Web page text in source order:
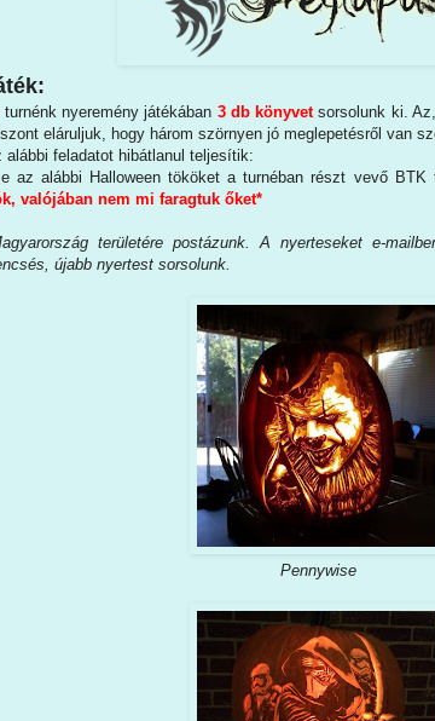
nyeremény játékában 3 db könyvetsorsolunk ki.
eláruljuk, hogy három szörnyen jó meglepetésről van
feladatot hibátlanul teljesítik:
az alábbi Halloween tököket a turnéban részt vevő
valójában nem mi faragtuk őket*
területére postázunk. A nyerteseket e-
újabb nyertest sorsolunk.
Pennywise